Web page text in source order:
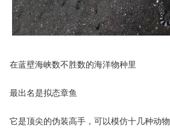
在蓝壁海峡数不胜数的海洋物种里
最出名是拟态章鱼
它是顶尖的伪装高手，可以模仿十几种动物